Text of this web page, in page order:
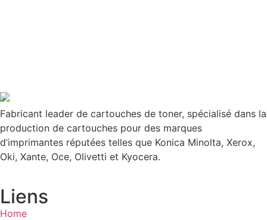
Fabricant leader de cartouches de toner, spécialisé dans la
production de cartouches pour des marques
d’imprimantes réputées telles que Konica Minolta, Xerox,
Oki, Xante, Oce, Olivetti et Kyocera.
Liens
Home